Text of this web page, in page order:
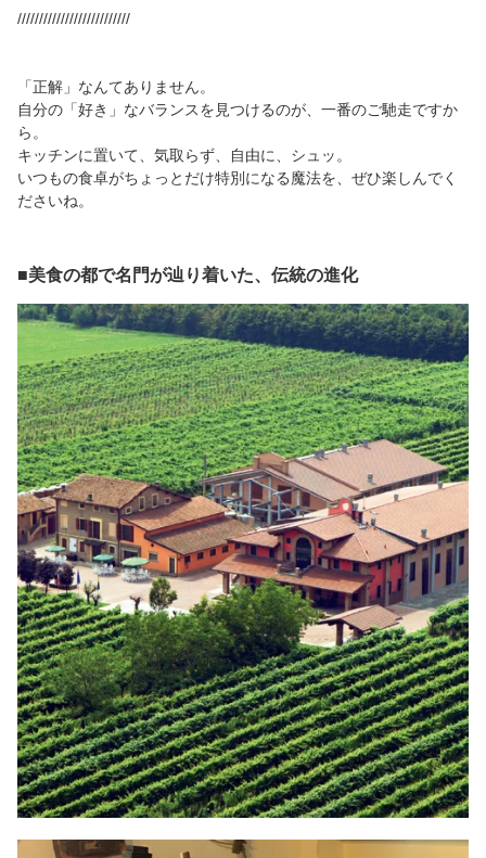
//////////////////////////
「正解」なんてありません。
自分の「好き」なバランスを見つけるのが、一番のご馳走ですか
ら。
キッチンに置いて、気取らず、自由に、シュッ。
いつもの食卓がちょっとだけ特別になる魔法を、ぜひ楽しんでく
ださいね。
■美食の都で名門が辿り着いた、伝統の進化